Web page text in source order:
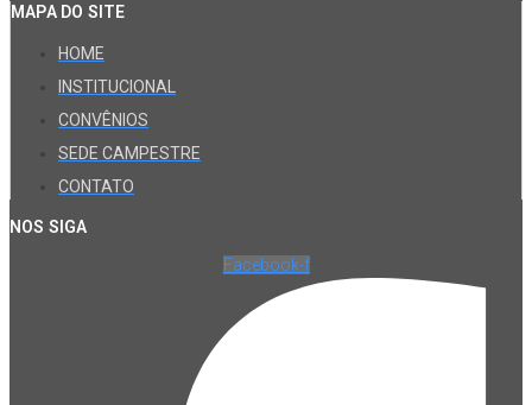
MAPA DO SITE
HOME
INSTITUCIONAL
CONVÊNIOS
SEDE CAMPESTRE
CONTATO
NOS SIGA
Facebook-f